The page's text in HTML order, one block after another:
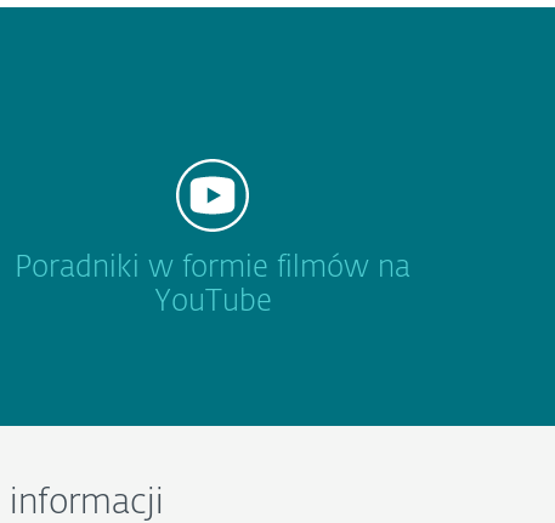
Poradniki w formie filmów na
YouTube
informacji